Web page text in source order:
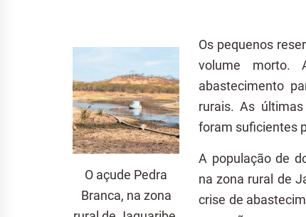
O açude Pedra
Branca, na zona
Os pequenos
volume morto.
abastecimento
rurais. As
foram suficientes
A população de
na zona rural de
crise de